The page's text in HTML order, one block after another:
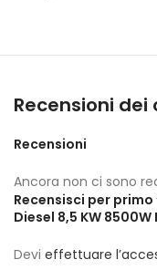
Recensioni dei
Recensioni
Ancora non ci sono
Recensisci per
Diesel 8,5 KW
Devi effettuare